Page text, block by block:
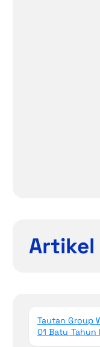
Artikel
Tautan Group
01 Batu Tahun